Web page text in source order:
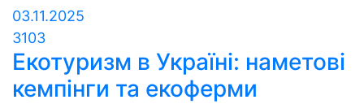
03.11.2025
3103
Екотуризм в Україні: наметові
кемпінги та екоферми